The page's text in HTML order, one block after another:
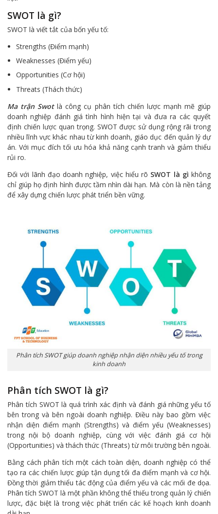
SWOT là gì?
SWOT là viết tắt của bốn yếu tố:
Strengths (Điểm mạnh)
Weaknesses (Điểm yếu)
Opportunities (Cơ hội)
Threats (Thách thức)
Ma trận Swotlà công cụ phân tích chiến lược mạnh mẽ giúp
doanh nghiệp đánh giá tình hình hiện tại và đưa ra các quyết
định chiến lược quan trọng. SWOT được sử dụng rộng rãi trong
nhiều lĩnh vực khác nhau từ kinh doanh, giáo dục đến quản lý dự
án. Với mục đích tối ưu hóa khả năng cạnh tranh và giảm thiểu
rủi ro.
Đối với lãnh đạo doanh nghiệp, việc hiểu rõ SWOT là gì không
chỉ giúp họ định hình được tầm nhìn dài hạn. Mà còn là nền tảng
để xây dựng chiến lược phát triển bền vững.
Phân tích SWOT giúp doanh nghiệp nhận diện nhiều yếu tố trong
kinh doanh
Phân tích SWOT là gì?
Phân tích SWOT là quá trình xác định và đánh giá những yếu tố
bên trong và bên ngoài doanh nghiệp. Điều này bao gồm việc
nhận diện điểm mạnh (Strengths) và điểm yếu (Weaknesses)
trong nội bộ doanh nghiệp, cùng với việc đánh giá cơ hội
(Opportunities) và thách thức (Threats) từ môi trường bên ngoài.
Bằng cách phân tích một cách toàn diện, doanh nghiệp có thể
tạo ra các chiến lược giúp tận dụng tối đa điểm mạnh và cơ hội.
Đồng thời giảm thiểu tác động của điểm yếu và các mối đe dọa.
Phân tích SWOT là một phần không thể thiếu trong quản lý chiến
lược, đặc biệt là trong việc phát triển các kế hoạch kinh doanh